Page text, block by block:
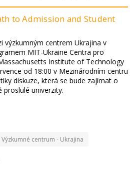
to Admission and Student
výzkumným centrem Ukrajina v
MIT-Ukraine Centra pro
Institute of Technology
od 18:00 v Mezinárodním centru
diskuze, která se bude zajímat o
univerzity.
Výzkumné centrum - Ukrajina